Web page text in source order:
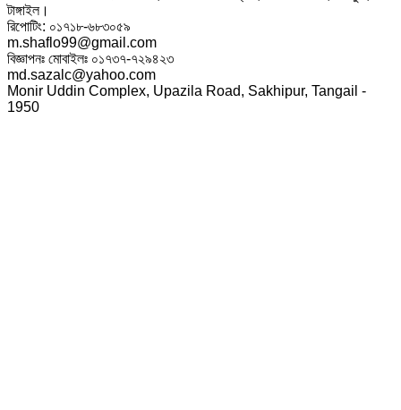
টাঙ্গাইল।
রিপোটিং: ০১৭১৮-৬৮৩০৫৯
m.shaflo99@gmail.com
বিজ্ঞাপনঃ মোবাইলঃ ০১৭৩৭-৭২৯৪২৩
md.sazalc@yahoo.com
Monir Uddin Complex, Upazila Road, Sakhipur, Tangail -
1950